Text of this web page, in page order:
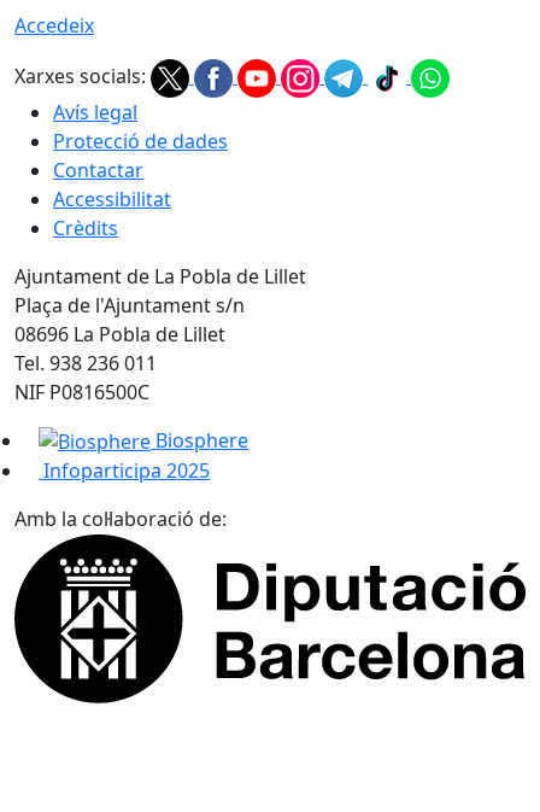
Accedeix
Xarxes socials:
Avís legal
Protecció de dades
Contactar
Accessibilitat
Crèdits
Ajuntament de La Pobla de Lillet
Plaça de l'Ajuntament s/n
08696 La Pobla de Lillet
Tel. 938 236 011
NIF P0816500C
Biosphere
Infoparticipa 2025
Amb la col·laboració de: